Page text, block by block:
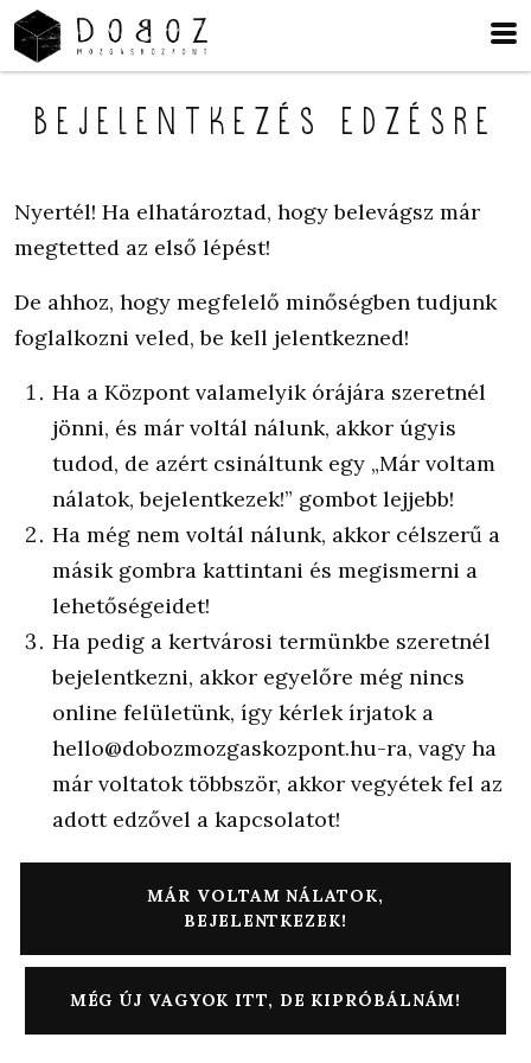
Bejelentkezés edzésre
Nyertél! Ha elhatároztad, hogy belevágsz már
megtetted az első lépést!
De ahhoz, hogy megfelelő minőségben tudjunk
foglalkozni veled, be kell jelentkezned!
Ha a Központ valamelyik órájára szeretnél
jönni, és már voltál nálunk, akkor úgyis
tudod, de azért csináltunk egy „Már voltam
nálatok, bejelentkezek!” gombot lejjebb!
Ha még nem voltál nálunk, akkor célszerű a
másik gombra kattintani és megismerni a
lehetőségeidet!
Ha pedig a kertvárosi termünkbe szeretnél
bejelentkezni, akkor egyelőre még nincs
online felületünk, így kérlek írjatok a
hello@dobozmozgaskozpont.hu-ra, vagy ha
már voltatok többször, akkor vegyétek fel az
adott edzővel a kapcsolatot!
MÁR VOLTAM NÁLATOK,
BEJELENTKEZEK!
MÉG ÚJ VAGYOK ITT, DE KIPRÓBÁLNÁM!